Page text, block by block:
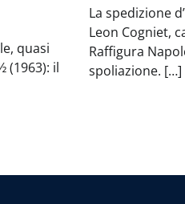
quasi
(1963): il
La spedizione
Leon Cogniet,
Raffigura
spoliazione. […]